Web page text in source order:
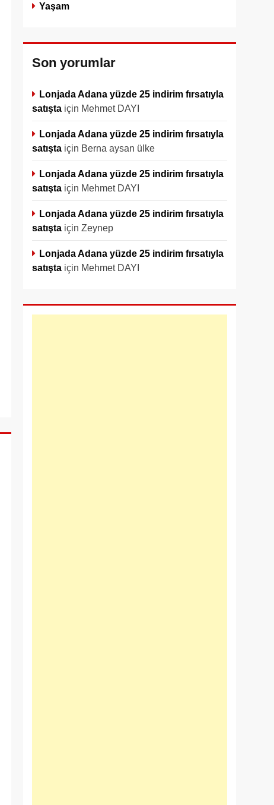
Yaşam
Son yorumlar
Lonjada Adana yüzde 25 indirim fırsatıyla
satışta için Mehmet DAYI
Lonjada Adana yüzde 25 indirim fırsatıyla
satışta için Berna aysan ülke
Lonjada Adana yüzde 25 indirim fırsatıyla
satışta için Mehmet DAYI
Lonjada Adana yüzde 25 indirim fırsatıyla
satışta için Zeynep
Lonjada Adana yüzde 25 indirim fırsatıyla
satışta için Mehmet DAYI